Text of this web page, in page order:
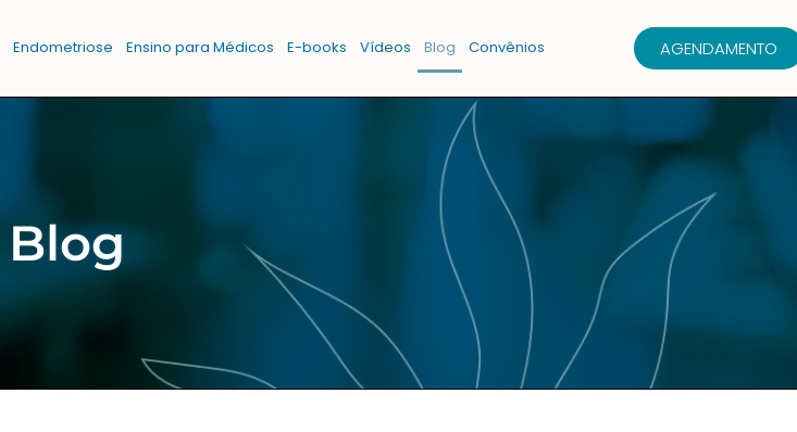
Endometriose Ensino para Médicos E-books Vídeos Blog Convênios AGENDAMENTO
Blog